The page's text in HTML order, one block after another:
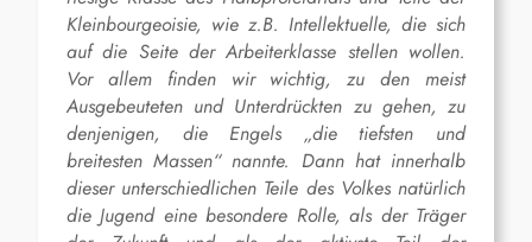
Kleinbourgeoisie, wie z.B. Intellektuelle, die sich
auf die Seite der Arbeiterklasse stellen wollen.
Vor allem finden wir wichtig, zu den meist
Ausgebeuteten und Unterdrückten zu gehen, zu
denjenigen, die Engels „die tiefsten und
breitesten Massen“ nannte. Dann hat innerhalb
dieser unterschiedlichen Teile des Volkes natürlich
die Jugend eine besondere Rolle, als der Träger